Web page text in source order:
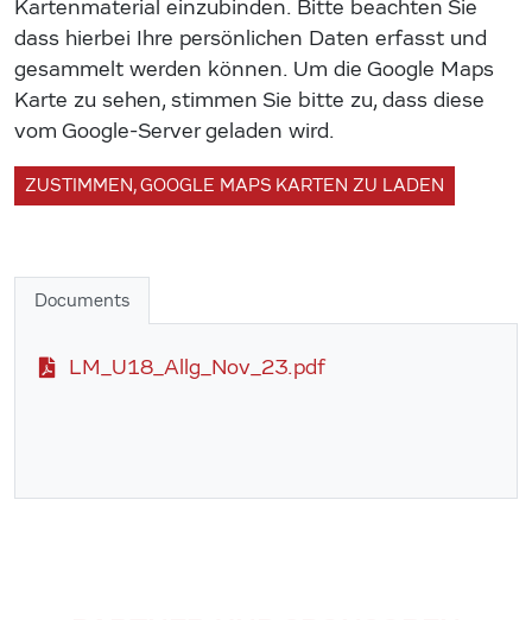
Kartenmaterial einzubinden. Bitte beachten Sie
dass hierbei Ihre persönlichen Daten erfasst und
gesammelt werden können. Um die Google Maps
Karte zu sehen, stimmen Sie bitte zu, dass diese
vom Google-Server geladen wird.
ZUSTIMMEN, GOOGLE MAPS KARTEN ZU LADEN
Documents
LM_U18_Allg_Nov_23.pdf